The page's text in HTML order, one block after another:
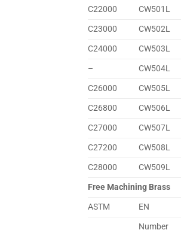
C22000
CW501L
C23000
CW502L
C24000
CW503L
–
CW504L
C26000
CW505L
C26800
CW506L
C27000
CW507L
C27200
CW508L
C28000
CW509L
Free Machining Brass
ASTM
EN
Number